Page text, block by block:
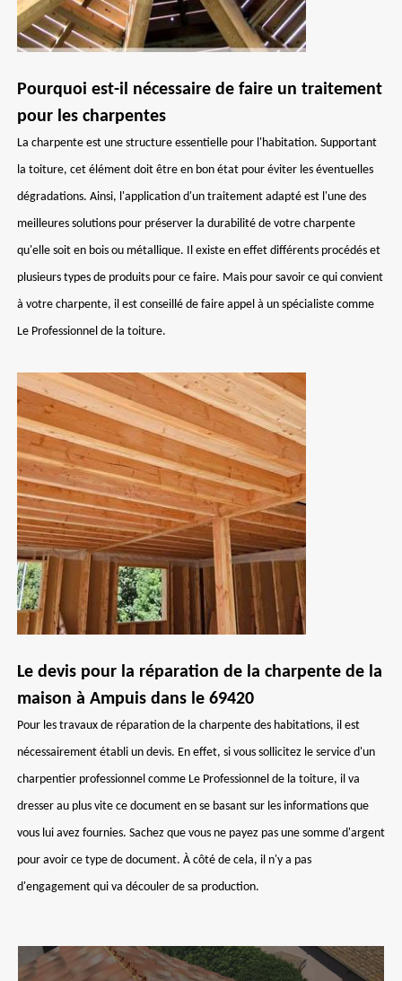
Pourquoi est-il nécessaire de faire un traitement
pour les charpentes
La charpente est une structure essentielle pour l'habitation. Supportant
la toiture, cet élément doit être en bon état pour éviter les éventuelles
dégradations. Ainsi, l'application d'un traitement adapté est l'une des
meilleures solutions pour préserver la durabilité de votre charpente
qu'elle soit en bois ou métallique. Il existe en effet différents procédés et
plusieurs types de produits pour ce faire. Mais pour savoir ce qui convient
à votre charpente, il est conseillé de faire appel à un spécialiste comme
Le Professionnel de la toiture.
Le devis pour la réparation de la charpente de la
maison à Ampuis dans le 69420
Pour les travaux de réparation de la charpente des habitations, il est
nécessairement établi un devis. En effet, si vous sollicitez le service d'un
charpentier professionnel comme Le Professionnel de la toiture, il va
dresser au plus vite ce document en se basant sur les informations que
vous lui avez fournies. Sachez que vous ne payez pas une somme d'argent
pour avoir ce type de document. À côté de cela, il n'y a pas
d'engagement qui va découler de sa production.